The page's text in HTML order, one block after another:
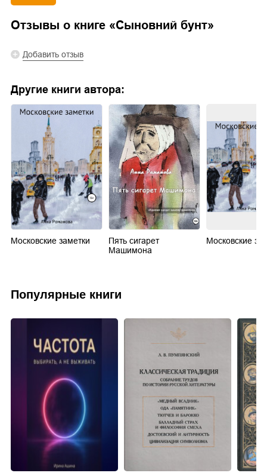
Отзывы о книге «Сыновний бунт»
Добавить отзыв
Другие книги автора:
Московские заметки
Пять сигарет
Машимона
Московские
Популярные книги